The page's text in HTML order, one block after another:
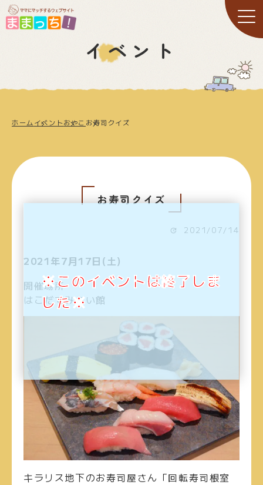
イベント
ホーム イベントおやこ お寿司クイズ
お寿司クイズ
2021/07/14
2021年7月17日(土)
開催場所
はこだてみらい館
キラリス地下のお寿司屋さん「回転寿司根室
※このイベントは終了しま
した※